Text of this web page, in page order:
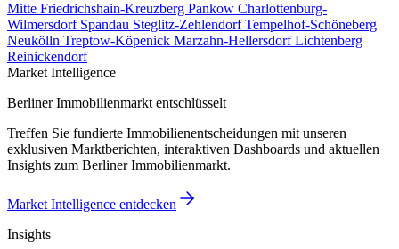
Mitte Friedrichshain-Kreuzberg Pankow Charlottenburg-
Wilmersdorf Spandau Steglitz-ZehlendorfTempelhof-Schöneberg
Neukölln Treptow-Köpenick Marzahn-HellersdorfLichtenberg
Reinickendorf
Market Intelligence
Berliner Immobilienmarkt entschlüsselt
Treffen Sie fundierte Immobilienentscheidungen mit unseren
exklusiven Marktberichten, interaktiven Dashboards und aktuellen
Insights zum Berliner Immobilienmarkt.
Market Intelligence entdecken
Insights